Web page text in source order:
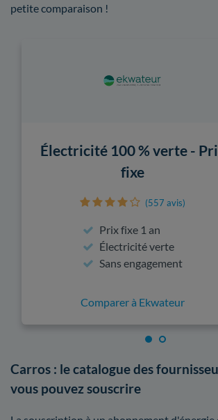
petite comparaison !
Électricité 100 % verte -
fixe
(557 avis)
Prix fixe 1 an
Électricité verte
Sans engagement
Comparer à Ekwateur
Carros : le catalogue des
vous pouvez souscrire